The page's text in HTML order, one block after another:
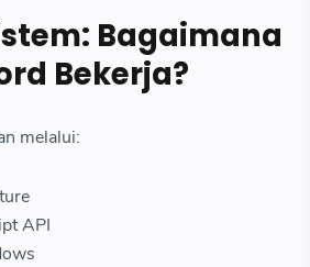
Bagaimana
Bekerja?
melalui:
API